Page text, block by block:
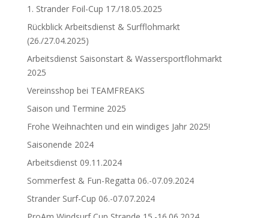
1. Strander Foil-Cup 17./18.05.2025
Rückblick Arbeitsdienst & Surfflohmarkt
(26./27.04.2025)
Arbeitsdienst Saisonstart & Wassersportflohmarkt
2025
Vereinsshop bei TEAMFREAKS
Saison und Termine 2025
Frohe Weihnachten und ein windiges Jahr 2025!
Saisonende 2024
Arbeitsdienst 09.11.2024
Sommerfest & Fun-Regatta 06.-07.09.2024
Strander Surf-Cup 06.-07.07.2024